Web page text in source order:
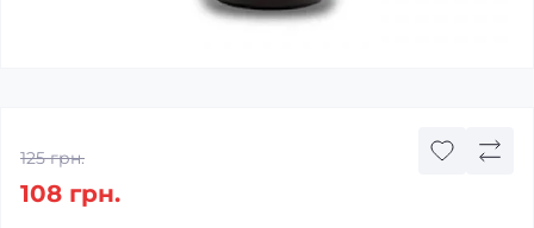
125 грн.
108 грн.